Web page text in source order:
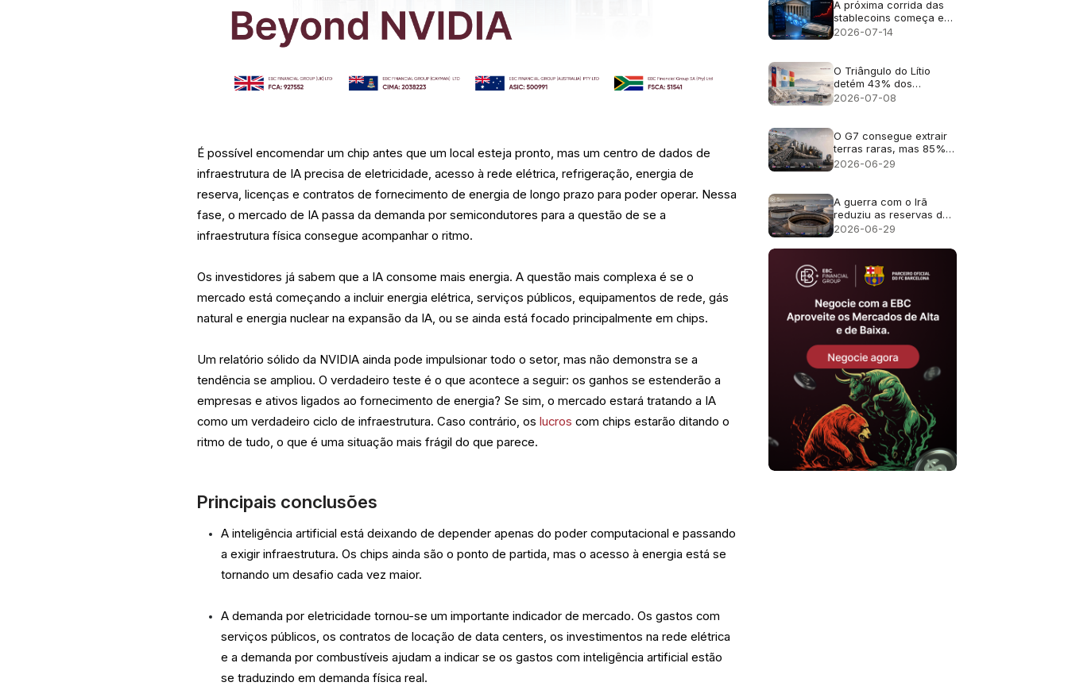
É possível encomendar um chip antes que um local esteja pronto, mas um centro de dados de
infraestrutura de IA precisa de eletricidade, acesso à rede elétrica, refrigeração, energia de
reserva, licenças e contratos de fornecimento de energia de longo prazo para poder operar. Nessa
fase, o mercado de IA passa da demanda por semicondutores para a questão de se a
infraestrutura física consegue acompanhar o ritmo.
Os investidores já sabem que a IA consome mais energia. A questão mais complexa é se o
mercado está começando a incluir energia elétrica, serviços públicos, equipamentos de rede, gás
natural e energia nuclear na expansão da IA, ou se ainda está focado principalmente em chips.
Um relatório sólido da NVIDIA ainda pode impulsionar todo o setor, mas não demonstra se a
tendência se ampliou. O verdadeiro teste é o que acontece a seguir: os ganhos se estenderão a
empresas e ativos ligados ao fornecimento de energia? Se sim, o mercado estará tratando a IA
como um verdadeiro ciclo de infraestrutura. Caso contrário, oslucros com chips estarão ditando o
ritmo de tudo, o que é uma situação mais frágil do que parece.
Principais conclusões
A inteligência artificial está deixando de depender apenas do poder computacional e passando
a exigir infraestrutura. Os chips ainda são o ponto de partida, mas o acesso à energia está se
tornando um desafio cada vez maior.
A demanda por eletricidade tornou-se um importante indicador de mercado. Os gastos com
serviços públicos, os contratos de locação de data centers, os investimentos na rede elétrica
e a demanda por combustíveis ajudam a indicar se os gastos com inteligência artificial estão
se traduzindo em demanda física real.
A próxima corrida das
stablecoins começa em
uma carteira de
do Tesouro dos EUA
2026-07-14
O Triângulo do Lítio
detém 43% dos
recursos de lítio. 2028
2026-07-08
O G7 consegue extrair
terras raras, mas 85%
da cadeia de
ímãs permanentes
2026-06-29
A guerra com o Irã
reduziu as reservas de
petróleo mundiais ao
anos
2026-06-29